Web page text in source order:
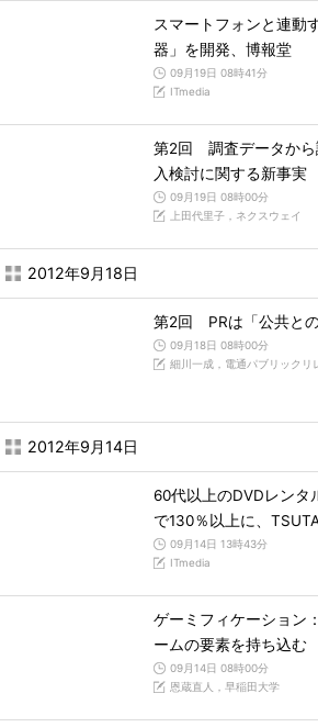
スマートフォンと連動
器」を開発、博報堂
09月19日 08時41分
ITmedia
第2回 調査データから
入検討に関する新事実
09月19日 08時00分
上田代里子，ネクスウェイ
2012年9月18日
第2回 PRは「公共との
09月18日 08時00分
細川一成，電通パブリックリ
2012年9月14日
60代以上のDVDレンタ
で130％以上に、
09月14日 13時43分
ITmedia
ゲーミフィケーション
ームの要素を持ち込む
09月14日 08時00分
恩蔵直人，早稲田大学